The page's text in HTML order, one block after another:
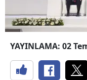
YAYINLAMA: 02